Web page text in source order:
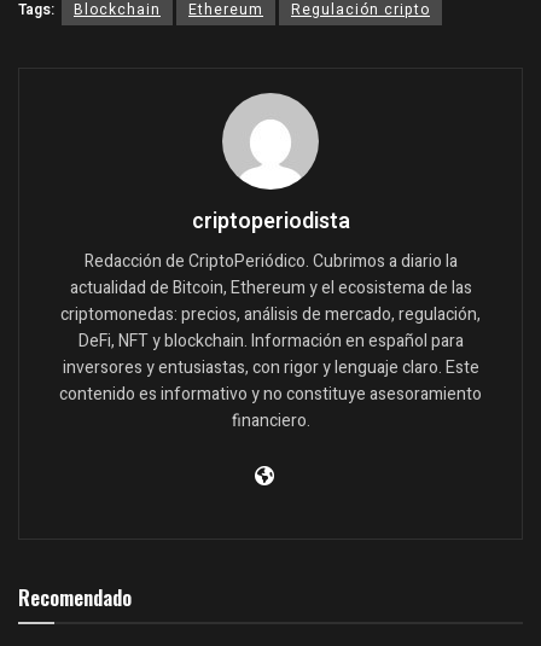
Tags: Blockchain Ethereum Regulación cripto
criptoperiodista
Redacción de CriptoPeriódico. Cubrimos a diario la
actualidad de Bitcoin, Ethereum y el ecosistema de las
criptomonedas: precios, análisis de mercado, regulación,
DeFi, NFT y blockchain. Información en español para
inversores y entusiastas, con rigor y lenguaje claro. Este
contenido es informativo y no constituye asesoramiento
financiero.
Recomendado